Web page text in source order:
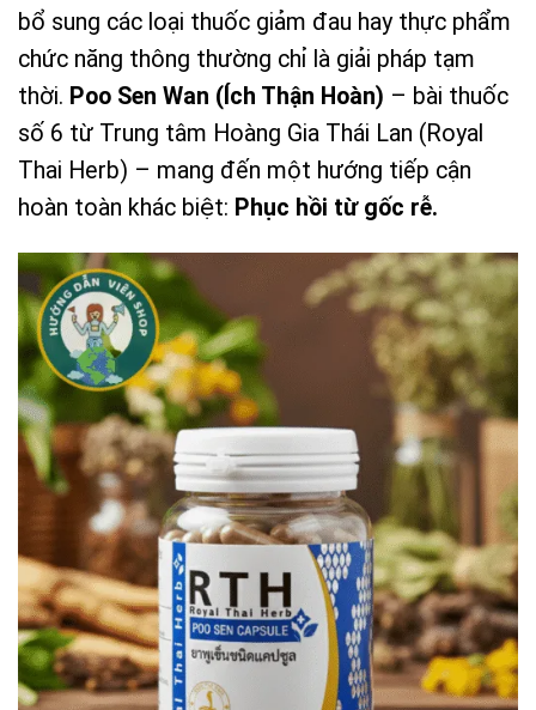
bổ sung các loại thuốc giảm đau hay thực phẩm
chức năng thông thường chỉ là giải pháp tạm
thời. Poo Sen Wan (Ích Thận Hoàn) – bài thuốc
số 6 từ Trung tâm Hoàng Gia Thái Lan (Royal
Thai Herb) – mang đến một hướng tiếp cận
hoàn toàn khác biệt: Phục hồi từ gốc rễ.